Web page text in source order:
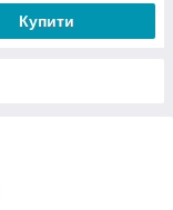
Купити